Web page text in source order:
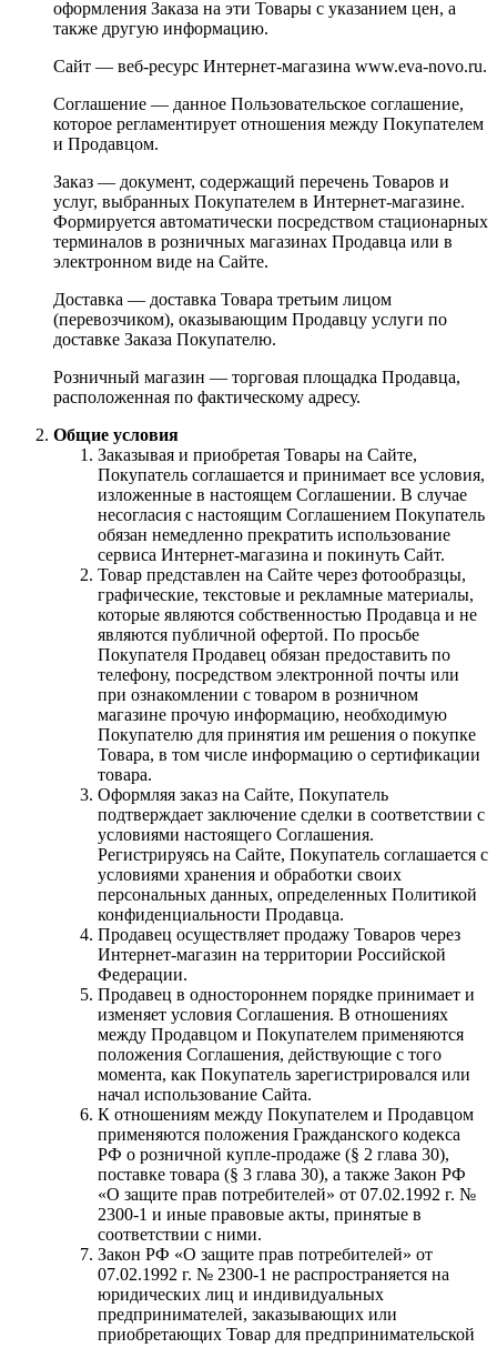
оформления Заказа на эти Товары с указанием цен, а
также другую информацию.
Сайт — веб-ресурс Интернет-магазина www.eva-novo.ru.
Соглашение — данное Пользовательское соглашение,
которое регламентирует отношения между Покупателем
и Продавцом.
Заказ — документ, содержащий перечень Товаров и
услуг, выбранных Покупателем в Интернет-магазине.
Формируется автоматически посредством стационарных
терминалов в розничных магазинах Продавца или в
электронном виде на Сайте.
Доставка — доставка Товара третьим лицом
(перевозчиком), оказывающим Продавцу услуги по
доставке Заказа Покупателю.
Розничный магазин — торговая площадка Продавца,
расположенная по фактическому адресу.
Общие условия
Заказывая и приобретая Товары на Сайте,
Покупатель соглашается и принимает все условия,
изложенные в настоящем Соглашении. В случае
несогласия с настоящим Соглашением Покупатель
обязан немедленно прекратить использование
сервиса Интернет-магазина и покинуть Сайт.
Товар представлен на Сайте через фотообразцы,
графические, текстовые и рекламные материалы,
которые являются собственностью Продавца и не
являются публичной офертой. По просьбе
Покупателя Продавец обязан предоставить по
телефону, посредством электронной почты или
при ознакомлении с товаром в розничном
магазине прочую информацию, необходимую
Покупателю для принятия им решения о покупке
Товара, в том числе информацию о сертификации
товара.
Оформляя заказ на Сайте, Покупатель
подтверждает заключение сделки в соответствии с
условиями настоящего Соглашения.
Регистрируясь на Сайте, Покупатель соглашается с
условиями хранения и обработки своих
персональных данных, определенных Политикой
конфиденциальности Продавца.
Продавец осуществляет продажу Товаров через
Интернет-магазин на территории Российской
Федерации.
Продавец в одностороннем порядке принимает и
изменяет условия Соглашения. В отношениях
между Продавцом и Покупателем применяются
положения Соглашения, действующие с того
момента, как Покупатель зарегистрировался или
начал использование Сайта.
К отношениям между Покупателем и Продавцом
применяются положения Гражданского кодекса
РФ о розничной купле-продаже (§ 2 глава 30),
поставке товара (§ 3 глава 30), а также Закон РФ
«О защите прав потребителей» от 07.02.1992 г. №
2300-1 и иные правовые акты, принятые в
соответствии с ними.
Закон РФ «О защите прав потребителей» от
07.02.1992 г. № 2300-1 не распространяется на
юридических лиц и индивидуальных
предпринимателей, заказывающих или
приобретающих Товар для предпринимательской